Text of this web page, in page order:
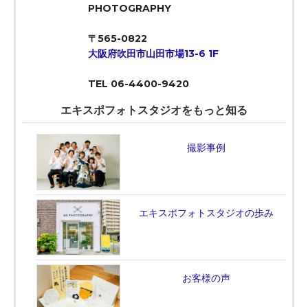
PHOTOGRAPHY
〒565-0822
大阪府吹田市山田市場13-6 1F
TEL 06-4400-9420
エキスポフォトスタジオをもっと知る
撮影事例
エキスポフォトスタジオの歩み
お客様の声